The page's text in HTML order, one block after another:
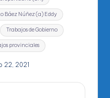
Báez Núñez (a) Eddy
Trabajos de Gobierno
provinciales
22, 2021